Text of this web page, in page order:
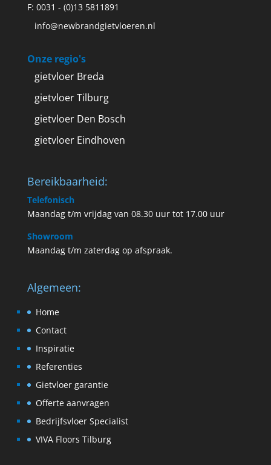
F: 0031 - (0)13 5811891
info@newbrandgietvloeren.nl
Onze regio's
gietvloer Breda
gietvloer Tilburg
gietvloer Den Bosch
gietvloer Eindhoven
Bereikbaarheid:
Telefonisch
Maandag t/m vrijdag van 08.30 uur tot 17.00 uur
Showroom
Maandag t/m zaterdag op afspraak.
Algemeen:
Home
Contact
Inspiratie
Referenties
Gietvloer garantie
Offerte aanvragen
Bedrijfsvloer Specialist
VIVA Floors Tilburg